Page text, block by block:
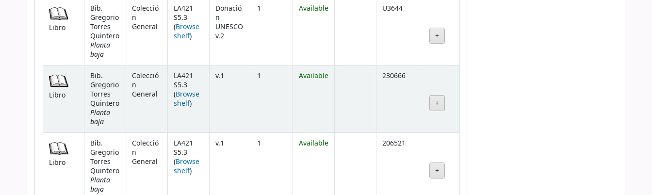
Libro
Bib.
Gregorio
Torres
Quintero
Planta
baja
Colecció
n
General
LA421
S5.3
(Browse
shelf(Opens below)
)
Donació
n
UNESCO
v.2
1 Available U3644
Libro
Bib.
Gregorio
Torres
Quintero
Planta
baja
Colecció
n
General
LA421
S5.3
(Browse
shelf(Opens below)
)
v.1 1 Available 230666
Libro
Bib.
Gregorio
Torres
Quintero
Planta
baja
Colecció
n
General
LA421
S5.3
(Browse
shelf(Opens below)
)
v.1 1 Available 206521